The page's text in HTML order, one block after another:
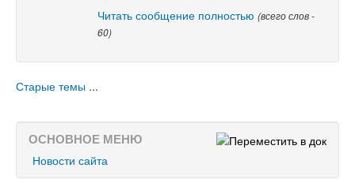
Читать сообщение полностью (всего слов -
60)
Старые темы ...
ОСНОВНОЕ МЕНЮ
Новости сайта